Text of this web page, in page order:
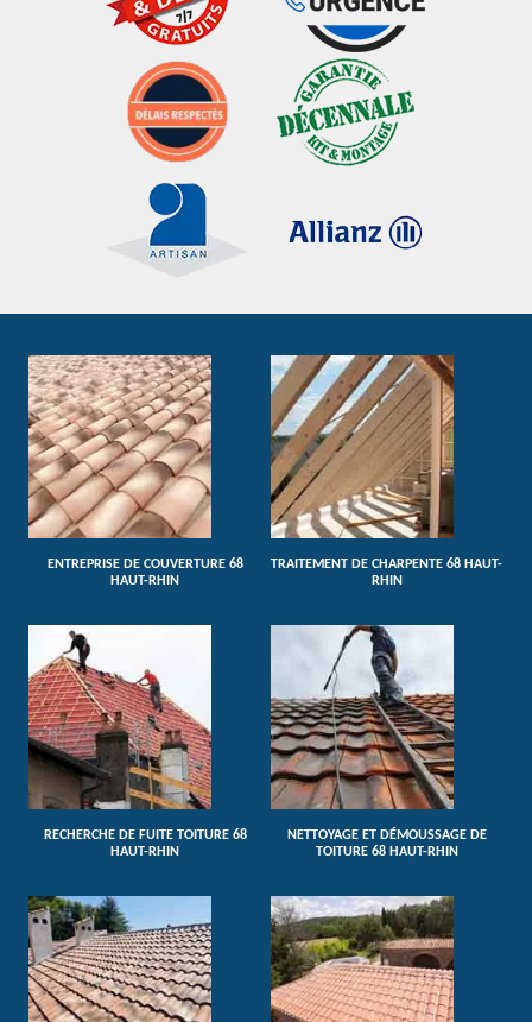
ENTREPRISE DE COUVERTURE 68
HAUT-RHIN
TRAITEMENT DE CHARPENTE 68 HAUT-
RHIN
RECHERCHE DE FUITE TOITURE 68
HAUT-RHIN
NETTOYAGE ET DÉMOUSSAGE DE
TOITURE 68 HAUT-RHIN